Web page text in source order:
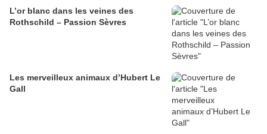
L’or blanc dans les veines des
Rothschild – Passion Sèvres
Les merveilleux animaux d’Hubert Le
Gall